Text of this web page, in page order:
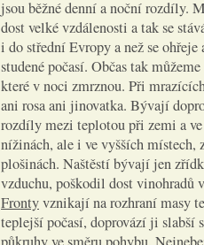
jsou běžné denní a noční rozdíly.
dost velké vzdálenosti a tak se
i do střední Evropy a než se
studené počasí. Občas tak
které v noci zmrznou. Při
ani rosa ani jinovatka. Bývají
rozdíly mezi teplotou při zemi a
nížinách, ale i ve vyšších
plošinách. Naštěstí bývají jen
vzduchu, poškodil dost vinohradů
Frontyvznikají na rozhraní masy
teplejší počasí, doprovází ji slabší